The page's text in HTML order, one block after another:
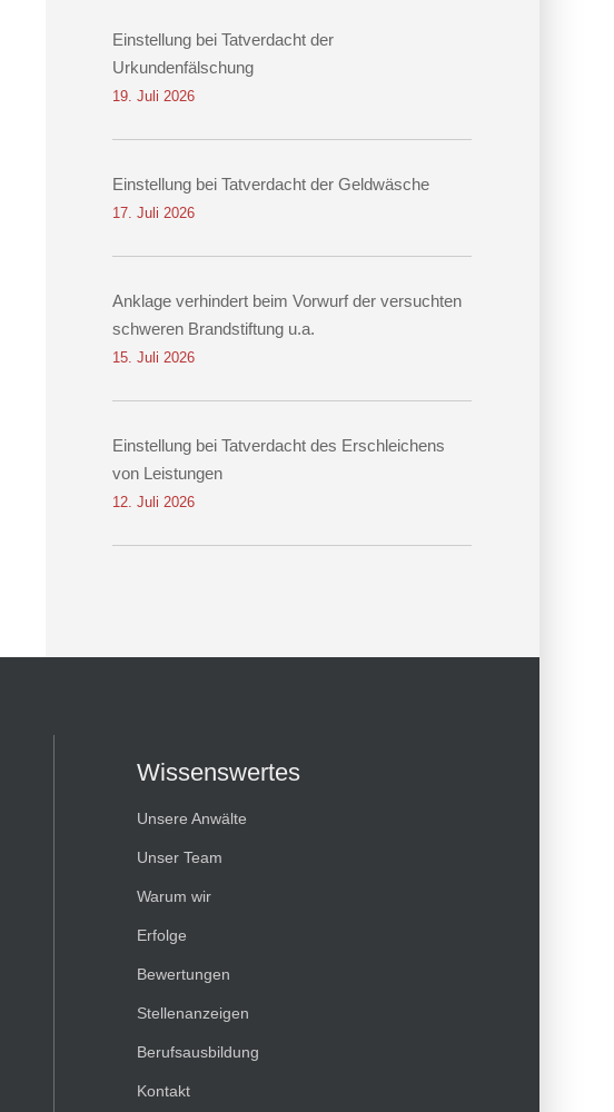
Einstellung bei Tatverdacht der
Urkundenfälschung
19. Juli 2026
Einstellung bei Tatverdacht der Geldwäsche
17. Juli 2026
Anklage verhindert beim Vorwurf der versuchten
schweren Brandstiftung u.a.
15. Juli 2026
Einstellung bei Tatverdacht des Erschleichens
von Leistungen
12. Juli 2026
Wissenswertes
Unsere Anwälte
Unser Team
Warum wir
Erfolge
Bewertungen
Stellenanzeigen
Berufsausbildung
Kontakt